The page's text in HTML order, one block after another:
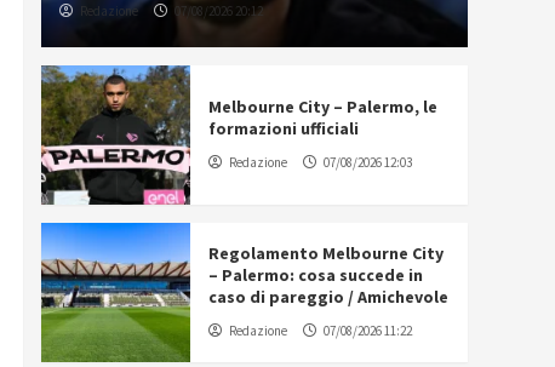
Redazione 07/08/2026 20:12
Melbourne City – Palermo, le
formazioni ufficiali
Redazione 07/08/2026 12:03
Regolamento Melbourne City
– Palermo: cosa succede in
caso di pareggio / Amichevole
Redazione 07/08/2026 11:22